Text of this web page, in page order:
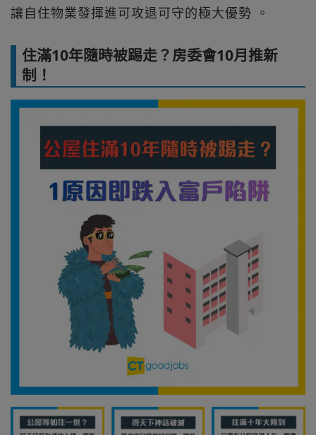
讓自住物業發揮進可攻退可守的極大優勢 。
住滿10年隨時被踢走？房委會10月推新
制！